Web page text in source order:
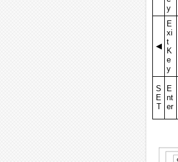
y
◀
E
xi
t
K
e
y
S
E
T
E
nt
er